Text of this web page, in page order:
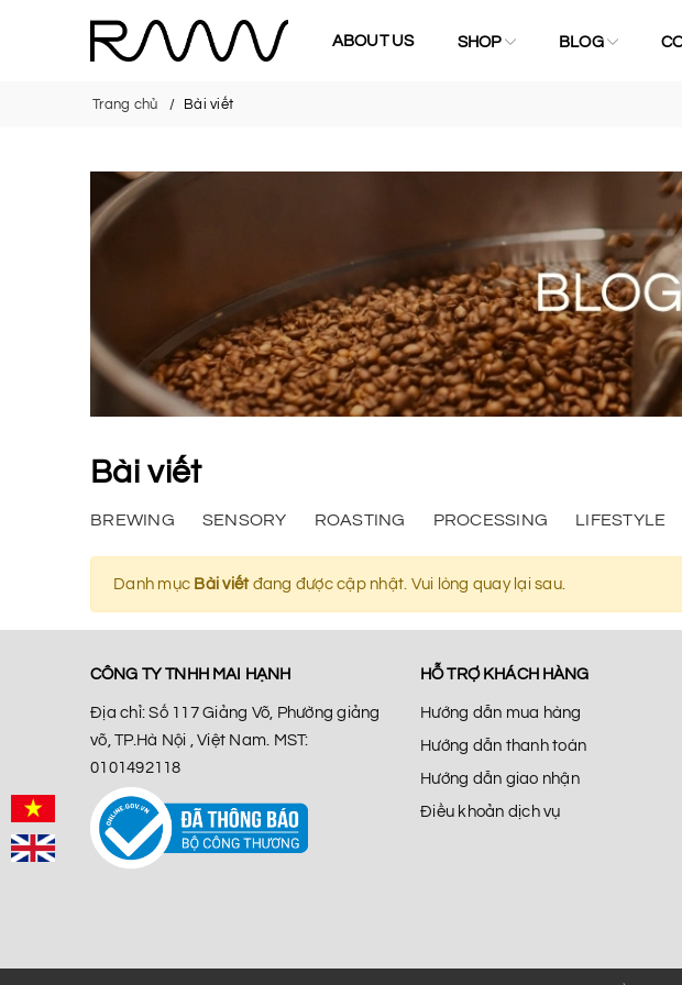
ABOUT US SHOP BLOG
Trang chủ Bài viết
Bài viết
BREWING SENSORY ROASTING PROCESSING LIFESTYLE
Danh mục Bài viếtđang được cập nhật. Vui lòng quay lại sau.
CÔNG TY TNHH MAI HẠNH
Địa chỉ: Số 117 Giảng Võ, Phường giảng
võ, TP.Hà Nội , Việt Nam. MST:
0101492118
HỖ TRỢ KHÁCH HÀNG
Hướng dẫn mua hàng
Hướng dẫn thanh toán
Hướng dẫn giao nhận
Điều khoản dịch vụ